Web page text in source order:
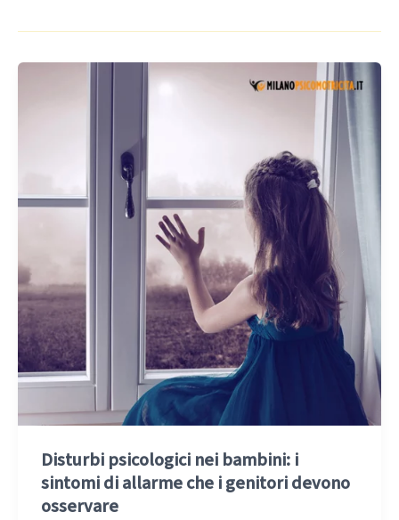
Disturbi psicologici nei bambini: i
sintomi di allarme che i genitori devono
osservare